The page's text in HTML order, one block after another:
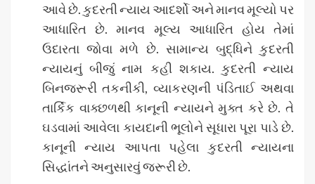
આવે છે. કુદરતી ન્યાય આદર્શો અને માનવ મૂલ્યો પર
આધારિત છે. માનવ મૂલ્ય આધારિત હોય તેમાં
ઉદારતા જોવા મળે છે. સામાન્ય બુદ્ધિને કુદરતી
ન્યાયનું બીજું નામ કહી શકાય. કુદરતી ન્યાય
બિનજરૂરી તકનીકી, વ્યાકરણની પંડિતાઈ અથવા
તાર્કિક વાક્છળથી કાનૂની ન્યાયને મુક્ત કરે છે. તે
ઘડવામાં આવેલા કાયદાની ભૂલોને સૂધારા પૂરા પાડે છે.
કાનૂની ન્યાય આપતા પહેલા કુદરતી ન્યાયના
સિદ્ધાંતને અનુસારવું જરૂરી છે.